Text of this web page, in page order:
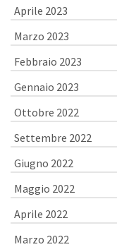
Aprile 2023
Marzo 2023
Febbraio 2023
Gennaio 2023
Ottobre 2022
Settembre 2022
Giugno 2022
Maggio 2022
Aprile 2022
Marzo 2022